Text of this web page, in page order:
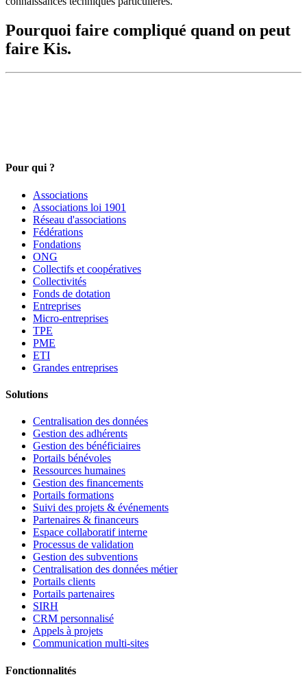
Pourquoi faire compliqué quand on peut
faire Kis.
Pour qui ?
Associations
Associations loi 1901
Réseau d'associations
Fédérations
Fondations
ONG
Collectifs et coopératives
Collectivités
Fonds de dotation
Entreprises
Micro-entreprises
TPE
PME
ETI
Grandes entreprises
Solutions
Centralisation des données
Gestion des adhérents
Gestion des bénéficiaires
Portails bénévoles
Ressources humaines
Gestion des financements
Portails formations
Suivi des projets & événements
Partenaires & financeurs
Espace collaboratif interne
Processus de validation
Gestion des subventions
Centralisation des données métier
Portails clients
Portails partenaires
SIRH
CRM personnalisé
Appels à projets
Communication multi-sites
Fonctionnalités